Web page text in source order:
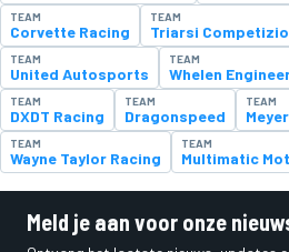
TEAM
Corvette Racing
TEAM
Triarsi
TEAM
United Autosports
TEAM
Whelen
TEAM
DXDT Racing
TEAM
Dragonspeed
TEAM
TEAM
Wayne Taylor Racing
TEAM
Multimatic
Meld je aan voor onze